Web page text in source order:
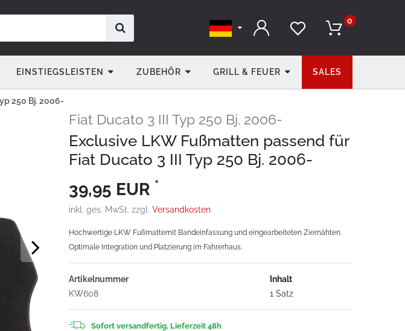
0
EINSTIEGSLEISTEN ZUBEHÖR GRILL & FEUER SALES
250 Bj. 2006-
Fiat Ducato 3 III Typ 250 Bj. 2006-
Exclusive LKW Fußmatten passend für
Fiat Ducato 3 III Typ 250 Bj. 2006-
39,95 EUR *
inkl. ges. MwSt. zzgl. Versandkosten
Hochwertige LKW Fußmattemit Bandeinfassung und eingearbeiteten Ziernähten.
Optimale Integration und Platzierung im Fahrerhaus.
Artikelnummer
KW608
Inhalt
1 Satz
Sofort versandfertig, Lieferzeit 48h